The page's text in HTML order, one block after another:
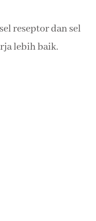
reseptor dan sel
lebih baik.